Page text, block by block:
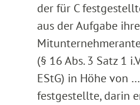
der für C
aus der Aufgabe
(§ 16 Abs. 3 Satz 1
EStG) in Höhe von
festgestellte, darin